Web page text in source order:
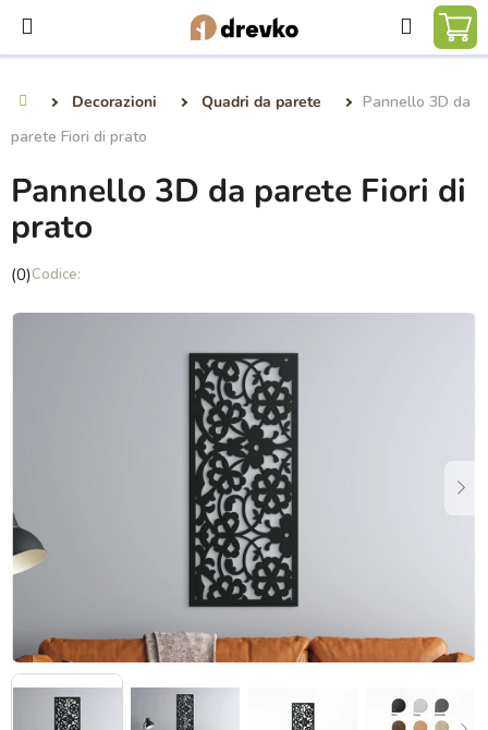
contenuto
Ricerca
Decorazioni Quadri da parete
Pannello 3D da
parete Fiori di prato
Pannello 3D da parete Fiori di
prato
La
media
(0)